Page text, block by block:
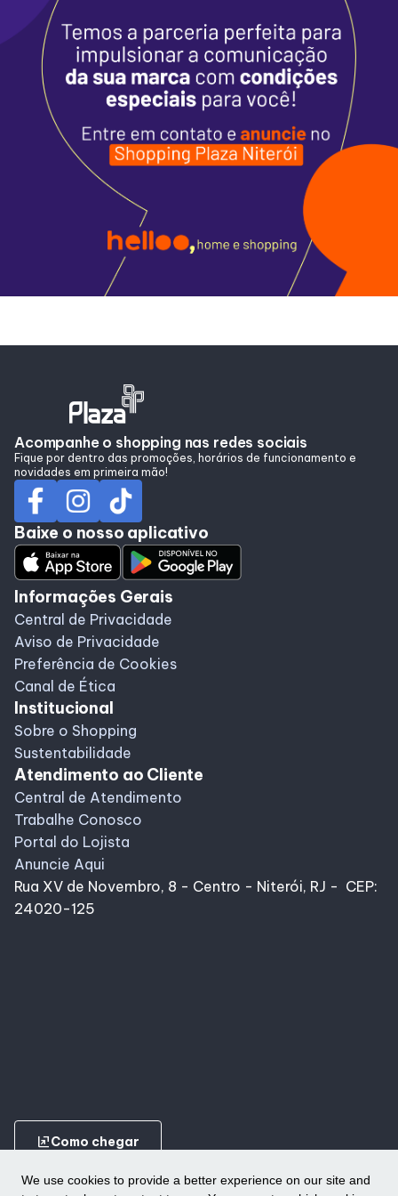
We use cookies to provide a better experience on our site and
Alimentação
Programa de Benefícios
Acompanhe o shopping nas redes sociais
Fique por dentro das promoções, horários de funcionamento e
novidades em primeira mão!
Baixe o nosso aplicativo
Informações Gerais
Central de Privacidade
Aviso de Privacidade
Preferência de Cookies
Canal de Ética
Institucional
Sobre o Shopping
Sustentabilidade
Atendimento ao Cliente
Central de Atendimento
Trabalhe Conosco
Portal do Lojista
Anuncie Aqui
Rua XV de Novembro, 8 - Centro - Niterói, RJ - CEP:
24020-125
ungroupComo chegar